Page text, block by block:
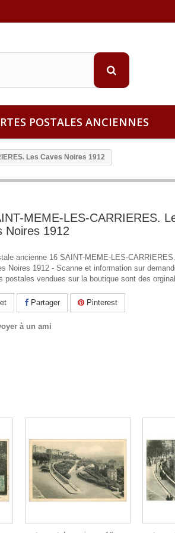
POSTALES ANCIENNES
Les Caves Noires 1912
MEME-LES-CARRIERES.
Noires 1912
ancienne 16 SAINT-MEME-LES-CARRIERES.
Noires 1912 - Scanne et information sur
postales vendues sur la boutique sont des
Partager Pinterest
à un ami